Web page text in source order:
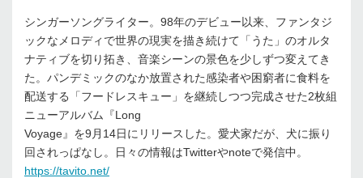
シンガーソングライター。98年のデビュー以来、ファンタジ
ックなメロディで世界の現実を描き続けて「うた」のオルタ
ナティブを切り拓き、音楽シーンの景色を少しずつ変えてき
た。パンデミックのなか放置された感染者や困窮者に食料を
配送する「フードレスキュー」を継続しつつ完成させた2枚組
ニューアルバム『Long
Voyage』を9月14日にリリースした。愛犬家だが、犬に振り
回されっぱなし。日々の情報はTwitterやnoteで発信中。
https://tavito.net/